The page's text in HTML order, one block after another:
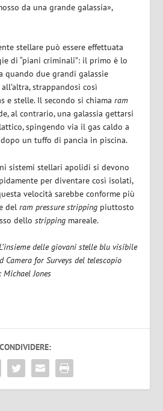
da una grande galassia»,
stellare può essere effettuata
di “piani criminali”: il primo è lo
quando due grandi galassie
strappandosi così
e stelle. Il secondo si chiamaram
al contrario, una galassia gettarsi
spingendo via il gas caldo a
un tuffo di pancia in piscina.
sistemi stellari apolidi si devono
per diventare così isolati,
velocità sarebbe conforme più
delram pressure stripping piuttosto
dellostripping mareale.
delle giovani stelle blu visibile
Camera for Surveys del telescopio
Jones
CONDIVIDERE: